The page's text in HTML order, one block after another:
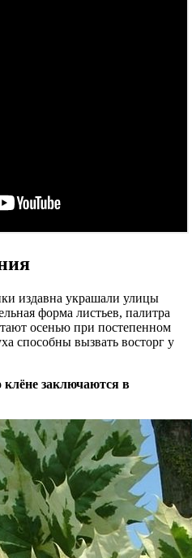
издавна украшали улицы
форма листьев, палитра
осенью при постепенном
способны вызвать восторг у
заключаются в